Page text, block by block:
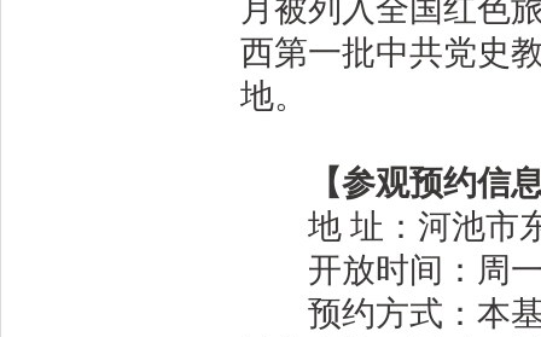
月被列入全国红色
西第一批中共党史
地。
【参观预约信
地 址：河池市东
开放时间：周一
预约方式：本基